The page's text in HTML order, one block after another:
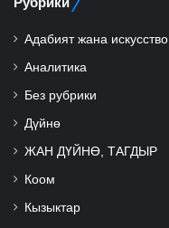
Адабият жана искусство
Аналитика
Без рубрики
Дүйнө
ЖАН ДҮЙНӨ, ТАГДЫР
Коом
Кызыктар